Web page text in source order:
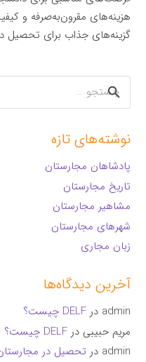
هزینه‌های مقرون‌به‌صرفه و
گزینه‌های جذاب برای تحصیل
جستجو
برای:
نوشته‌های تازه
پادشاهان مجارستان
تاریخ مجارستان
مشاهیر مجارستان
شهرهای مجارستان
زبان مجاری
آخرین دیدگاه‌ها
admin درDELF چیست؟
مریم حبیبی درDELF چیست؟
admin در تحصیل در